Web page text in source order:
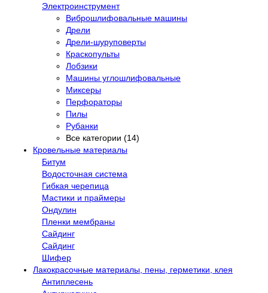
Электроинструмент
Виброшлифовальные машины
Дрели
Дрели-шуруповерты
Краскопульты
Лобзики
Машины углошлифовальные
Миксеры
Перфораторы
Пилы
Рубанки
Все категории (14)
Кровельные материалы
Битум
Водосточная система
Гибкая черепица
Мастики и праймеры
Ондулин
Пленки мембраны
Сайдинг
Сайдинг
Шифер
Лакокрасочные материалы, пены, герметики, клея
Антиплесень